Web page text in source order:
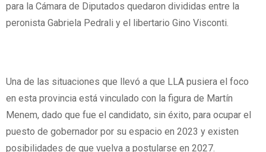
para la Cámara de Diputados quedaron divididas entre la
peronista Gabriela Pedrali y el libertario Gino Visconti.
Una de las situaciones que llevó a que LLA pusiera el foco
en esta provincia está vinculado con la figura de Martín
Menem, dado que fue el candidato, sin éxito, para ocupar el
puesto de gobernador por su espacio en 2023 y existen
posibilidades de que vuelva a postularse en 2027.